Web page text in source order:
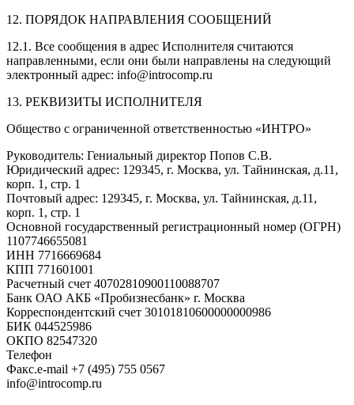
12. ПОРЯДОК НАПРАВЛЕНИЯ СООБЩЕНИЙ
12.1. Все сообщения в адрес Исполнителя считаются
направленными, если они были направлены на следующий
электронный адрес: info@introcomp.ru
13. РЕКВИЗИТЫ ИСПОЛНИТЕЛЯ
Общество с ограниченной ответственностью «ИНТРО»
Руководитель: Гениальный директор Попов С.В.
Юридический адрес: 129345, г. Москва, ул. Тайнинская, д.11,
корп. 1, стр. 1
Почтовый адрес: 129345, г. Москва, ул. Тайнинская, д.11,
корп. 1, стр. 1
Основной государственный регистрационный номер (ОГРН)
1107746655081
ИНН 7716669684
КПП 771601001
Расчетный счет 40702810900110088707
Банк ОАО АКБ «Пробизнесбанк» г. Москва
Корреспондентский счет 30101810600000000986
БИК 044525986
ОКПО 82547320
Телефон
Факс.e-mail +7 (495) 755 0567
info@introcomp.ru